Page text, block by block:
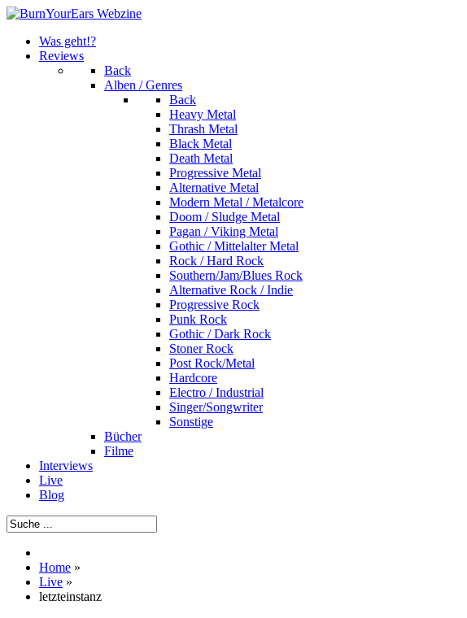
Was geht!?
Reviews
Back
Alben / Genres
Back
Heavy Metal
Thrash Metal
Black Metal
Death Metal
Progressive Metal
Alternative Metal
Modern Metal / Metalcore
Doom / Sludge Metal
Pagan / Viking Metal
Gothic / Mittelalter Metal
Rock / Hard Rock
Southern/Jam/Blues Rock
Alternative Rock / Indie
Progressive Rock
Punk Rock
Gothic / Dark Rock
Stoner Rock
Post Rock/Metal
Hardcore
Electro / Industrial
Singer/Songwriter
Sonstige
Bücher
Filme
Interviews
Live
Blog
Home »
Live »
letzteinstanz